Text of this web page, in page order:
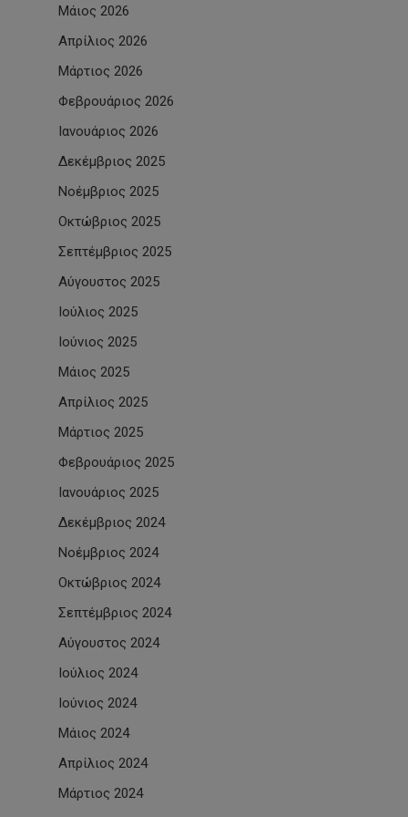
Μάιος 2026
Απρίλιος 2026
Μάρτιος 2026
Φεβρουάριος 2026
Ιανουάριος 2026
Δεκέμβριος 2025
Νοέμβριος 2025
Οκτώβριος 2025
Σεπτέμβριος 2025
Αύγουστος 2025
Ιούλιος 2025
Ιούνιος 2025
Μάιος 2025
Απρίλιος 2025
Μάρτιος 2025
Φεβρουάριος 2025
Ιανουάριος 2025
Δεκέμβριος 2024
Νοέμβριος 2024
Οκτώβριος 2024
Σεπτέμβριος 2024
Αύγουστος 2024
Ιούλιος 2024
Ιούνιος 2024
Μάιος 2024
Απρίλιος 2024
Μάρτιος 2024